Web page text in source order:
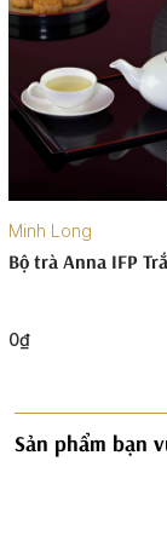
Minh Long
Bộ trà Anna IFP
0₫
Sản phẩm bạn